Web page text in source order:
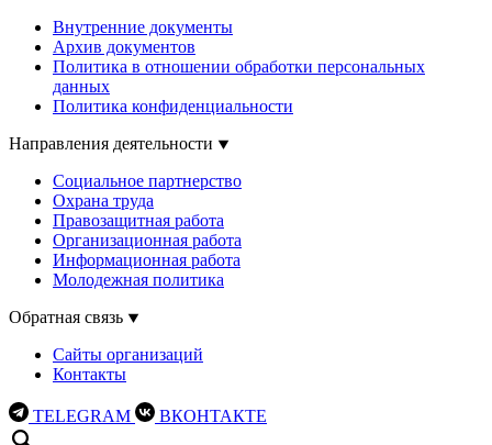
Внутренние документы
Архив документов
Политика в отношении обработки персональных
данных
Политика конфиденциальности
Направления деятельности
Социальное партнерство
Охрана труда
Правозащитная работа
Организационная работа
Информационная работа
Молодежная политика
Обратная связь
Сайты организаций
Контакты
TELEGRAM ВКОНТАКТЕ